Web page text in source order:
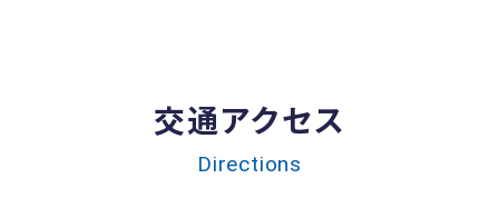
交通アクセス
Directions